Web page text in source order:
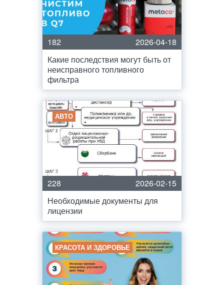
182
2026-04-18
Какие последствия могут быть от
неисправного топливного
фильтра
АВТО
228
2026-02-15
Необходимые документы для
лицензии
КРАСОТА И ЗДОРОВЬЕ